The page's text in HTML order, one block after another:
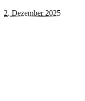
2. Dezember 2025